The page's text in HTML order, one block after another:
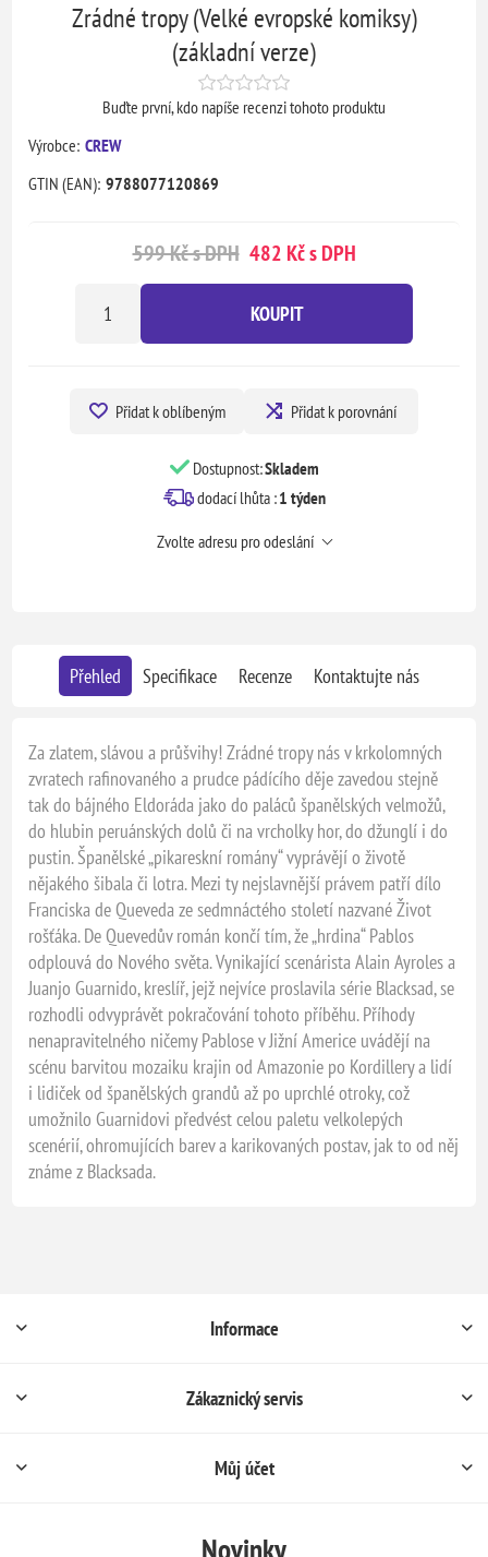
Zrádné tropy (Velké evropské komiksy)
(základní verze)
Buďte první, kdo napíše recenzi tohoto produktu
Výrobce: CREW
GTIN (EAN): 9788077120869
599 Kč s DPH 482 Kč s DPH
KOUPIT
Přidat k oblíbeným Přidat k porovnání
Dostupnost:Skladem
dodací lhůta :1 týden
Zvolte adresu pro odeslání
Přehled Specifikace Recenze Kontaktujte nás
Za zlatem, slávou a průšvihy! Zrádné tropy nás v krkolomných
zvratech rafinovaného a prudce pádícího děje zavedou stejně
tak do bájného Eldoráda jako do paláců španělských velmožů,
do hlubin peruánských dolů či na vrcholky hor, do džunglí i do
pustin. Španělské „pikareskní romány“ vyprávějí o životě
nějakého šibala či lotra. Mezi ty nejslavnější právem patří dílo
Franciska de Queveda ze sedmnáctého století nazvané Život
rošťáka. De Quevedův román končí tím, že „hrdina“ Pablos
odplouvá do Nového světa. Vynikající scenárista Alain Ayroles a
Juanjo Guarnido, kreslíř, jejž nejvíce proslavila série Blacksad, se
rozhodli odvyprávět pokračování tohoto příběhu. Příhody
nenapravitelného ničemy Pablose v Jižní Americe uvádějí na
scénu barvitou mozaiku krajin od Amazonie po Kordillery a lidí
i lidiček od španělských grandů až po uprchlé otroky, což
umožnilo Guarnidovi předvést celou paletu velkolepých
scenérií, ohromujících barev a karikovaných postav, jak to od něj
známe z Blacksada.
Informace
Zákaznický servis
Můj účet
Novinky